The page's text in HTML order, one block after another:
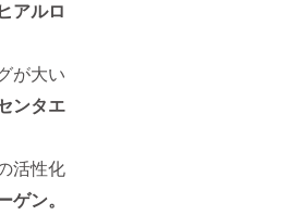
ヒアルロ
が大い
ンタエ
活性化
ゲン。